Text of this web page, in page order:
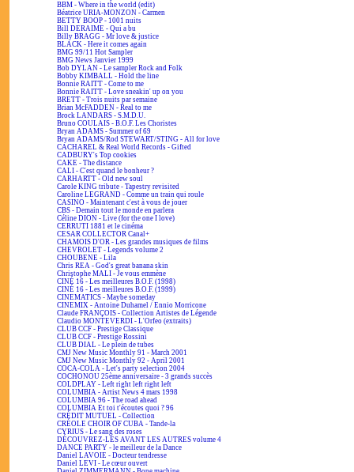
BBM - Where in the world (edit)
Béatrice URIA-MONZON - Carmen
BETTY BOOP - 1001 nuits
Bill DERAIME - Qui a bu
Billy BRAGG - Mr love & justice
BLACK - Here it comes again
BMG 99/11 Hot Sampler
BMG News Janvier 1999
Bob DYLAN - Le sampler Rock and Folk
Bobby KIMBALL - Hold the line
Bonnie RAITT - Come to me
Bonnie RAITT - Love sneakin' up on you
BRETT - Trois nuits par semaine
Brian McFADDEN - Real to me
Brock LANDARS - S.M.D.U.
Bruno COULAIS - B.O.F. Les Choristes
Bryan ADAMS - Summer of 69
Bryan ADAMS/Rod STEWART/STING - All for love
CACHAREL & Real World Records - Gifted
CADBURY's Top cookies
CAKE - The distance
CALI - C'est quand le bonheur ?
CARHARTT - Old new soul
Carole KING tribute - Tapestry revisited
Caroline LEGRAND - Comme un train qui roule
CASINO - Maintenant c'est à vous de jouer
CBS - Demain tout le monde en parlera
Céline DION - Live (for the one I love)
CERRUTI 1881 et le cinéma
CESAR COLLECTOR Canal+
CHAMOIS D'OR - Les grandes musiques de films
CHEVROLET - Legends volume 2
CHOUBENE - Lila
Chris REA - God's great banana skin
Christophe MALI - Je vous emmène
CINÉ 16 - Les meilleures B.O.F. (1998)
CINÉ 16 - Les meilleures B.O.F. (1999)
CINEMATICS - Maybe someday
CINEMIX - Antoine Duhamel / Ennio Morricone
Claude FRANÇOIS - Collection Artistes de Légende
Claudio MONTEVERDI - L'Orfeo (extraits)
CLUB CCF - Prestige Classique
CLUB CCF - Prestige Rossini
CLUB DIAL - Le plein de tubes
CMJ New Music Monthly 91 - March 2001
CMJ New Music Monthly 92 - April 2001
COCA-COLA - Let's party selection 2004
COCHONOU 25ème anniversaire - 3 grands succès
COLDPLAY - Left right left right left
COLUMBIA - Artist News 4 mars 1998
COLUMBIA 96 - The road ahead
COLUMBIA Et toi t'écoutes quoi ? 96
CRÉDIT MUTUEL - Collection
CRÉOLE CHOIR OF CUBA - Tande-la
CYRIUS - Le sang des roses
DÉCOUVREZ-LES AVANT LES AUTRES volume 4
DANCE PARTY - le meilleur de la Dance
Daniel LAVOIE - Docteur tendresse
Daniel LEVI - Le cœur ouvert